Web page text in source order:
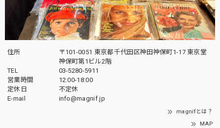
住所
〒101-0051 東京都千代田区神田神保町1-17 東京堂
神保町第1ビル2階
TEL
03-5280-5911
営業時間
12:00-18:00
定休日
不定休
E-mail
info@magnif.jp
magnifとは？
MAP